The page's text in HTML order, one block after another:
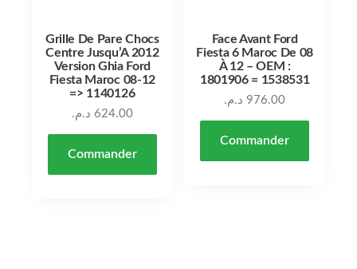
Grille De Pare Chocs
Centre Jusqu’A 2012
Version Ghia Ford
Fiesta Maroc 08-12
=> 1140126
624.00 د.م.
Commander
Face Avant Ford
Fiesta 6 Maroc De 08
À 12 – OEM :
1801906 = 1538531
976.00 د.م.
Commander